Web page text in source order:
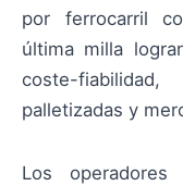
por ferrocarril
última milla
coste-
palletizadas y
Los